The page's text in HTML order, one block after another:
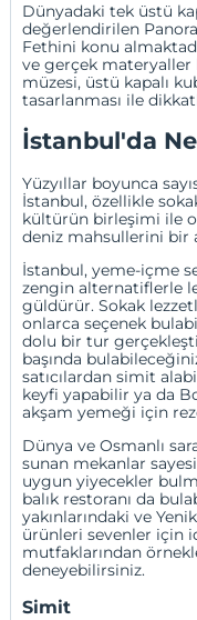
Dünyadaki tek üstü
değerlendirilen
Fethini konu
ve gerçek materyaller
müzesi, üstü kapalı
tasarlanması ile
İstanbul'da
Yüzyıllar boyunca
İstanbul, özellikle
kültürün birleşimi ile
deniz mahsullerini bir
İstanbul, yeme-içme
zengin alternatiflerle
güldürür. Sokak
onlarca seçenek
dolu bir tur
başında
satıcılardan simit
keyfi yapabilir ya da
akşam yemeği için
Dünya ve Osmanlı
sunan mekanlar
uygun yiyecekler
balık restoranı da
yakınlarındaki ve
ürünleri sevenler için
mutfaklarından
deneyebilirsiniz.
Simit